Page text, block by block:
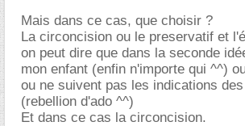
Mais dans ce cas, que choisir ?
La circoncision ou le preservatif et
on peut dire que dans la seconde
mon enfant (enfin n'importe qui ^^)
ou ne suivent pas les indications
(rebellion d'ado ^^)
Et dans ce cas la circoncision.